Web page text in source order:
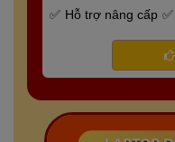
Hỗ trợ nâng cấp